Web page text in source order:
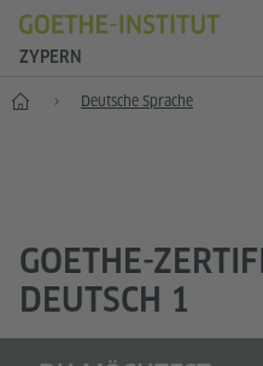
ZYPERN
Start Deutsche Sprache
GOETHE-
DEUTSCH 1